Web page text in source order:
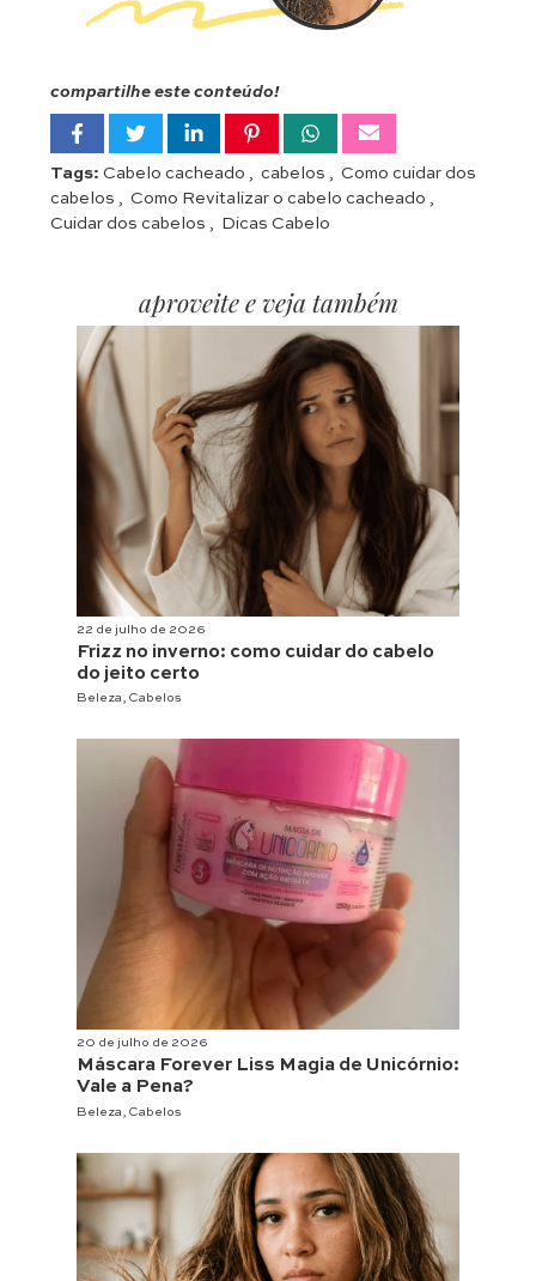
compartilhe este conteúdo!
Tags: Cabelo cacheado , cabelos , Como cuidar dos
cabelos , Como Revitalizar o cabelo cacheado ,
Cuidar dos cabelos , Dicas Cabelo
aproveite e veja também
22 de julho de 2026
Frizz no inverno: como cuidar do cabelo
do jeito certo
Beleza , Cabelos
20 de julho de 2026
Máscara Forever Liss Magia de Unicórnio:
Vale a Pena?
Beleza Cabelos